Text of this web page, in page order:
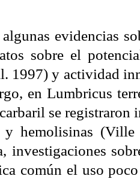
evidencias
sobre el
1997) y actividad
en Lumbricus
se registraron
y hemolisinas
investigaciones
común el uso